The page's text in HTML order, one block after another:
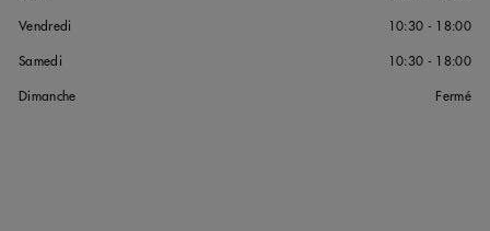
Vendredi 10:30 - 18:00
Samedi 10:30 - 18:00
Dimanche Fermé